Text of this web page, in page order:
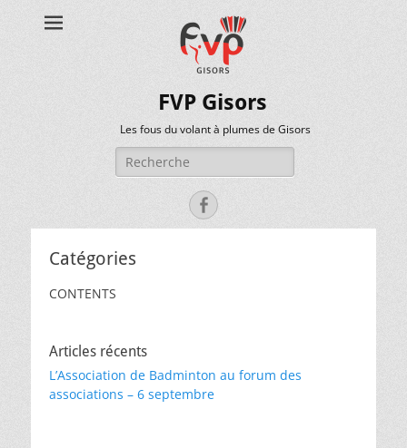
FVP Gisors
Les fous du volant à plumes de Gisors
Rechercher :
Facebook
Catégories
CONTENTS
Articles récents
L’Association de Badminton au forum des
associations – 6 septembre